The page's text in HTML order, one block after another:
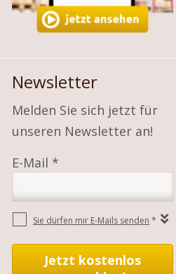
Newsletter
Melden Sie sich jetzt für
unseren Newsletter an!